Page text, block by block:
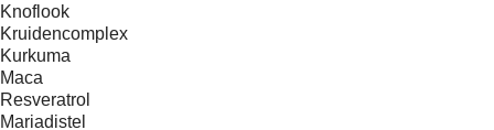
Knoflook
Kruidencomplex
Kurkuma
Maca
Resveratrol
Mariadistel